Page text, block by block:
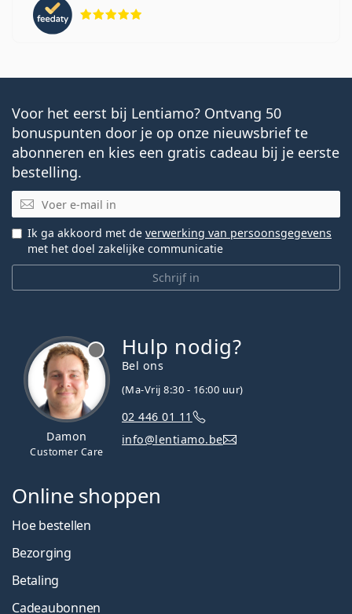
Voor het eerst bij Lentiamo? Ontvang 50
bonuspunten door je op onze nieuwsbrief te
abonneren en kies een gratis cadeau bij je eerste
bestelling.
E-mail
Schrijf in
Ik ga akkoord met de verwerking van persoonsgegevens
met het doel zakelijke communicatie
Damon
Customer Care
Hulp nodig?
Bel ons
(Ma-Vrij 8:30 - 16:00 uur)
02 446 01 11
info@lentiamo.be
Online shoppen
Hoe bestellen
Bezorging
Betaling
Cadeaubonnen